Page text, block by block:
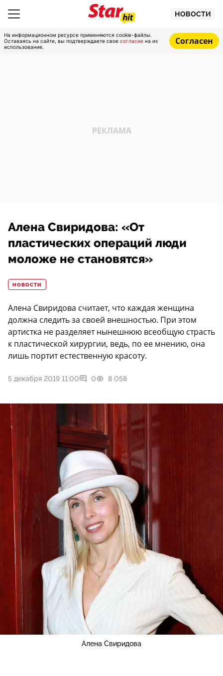
НОВОСТИ
На информационном ресурсе применяются cookie-файлы.
Оставаясь на сайте, вы подтверждаете свое согласие на их
использование.
Согласен
Алена Свиридова: «От
пластических операций люди
моложе не становятся»
НОВОСТИ
Алена Свиридова считает, что каждая женщина
должна следить за своей внешностью. При этом
артистка не разделяет нынешнюю всеобщую страсть
к пластической хирургии, ведь, по ее мнению, она
лишь портит естественную красоту.
5 декабря 2019 11:00 0 8 058
Алена Свиридова